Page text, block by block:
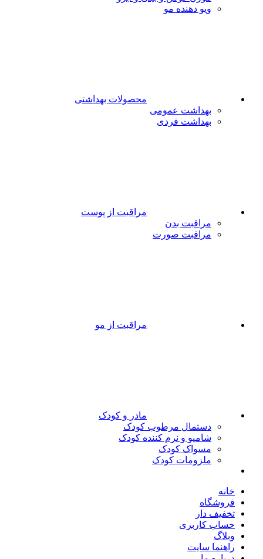
ویو دهنده مو
محصولات بهداشتی
بهداشت عمومی
بهداشت فردی
مراقبت از پوست
مراقبت بدن
مراقبت صورت
مراقبت از مو
مادر و کودک
دستمال مرطوب کودک
شامپو و نرم کننده کودک
مسواک کودک
ملزومات کودک
دار
کاربری
سایت